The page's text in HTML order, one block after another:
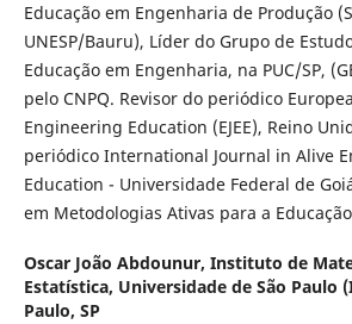
Educação em Engenharia de Produção
UNESP/Bauru), Líder do Grupo de
Educação em Engenharia, na PUC/SP,
pelo CNPQ. Revisor do periódico
Engineering Education (EJEE), Reino
periódico International Journal in Alive
Education - Universidade Federal de
em Metodologias Ativas para a
Oscar João Abdounur, Instituto de
Estatística, Universidade de São Paulo
Paulo, SP